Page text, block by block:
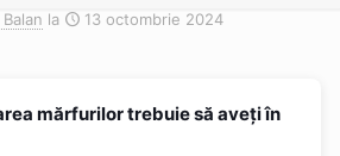
la 13 octombrie 2024
mărfurilor trebuie să aveţi în